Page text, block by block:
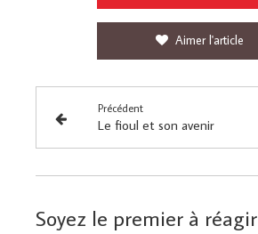
Aimer l'article
Précédent
Le fioul et son avenir
Soyez le premier à réagir